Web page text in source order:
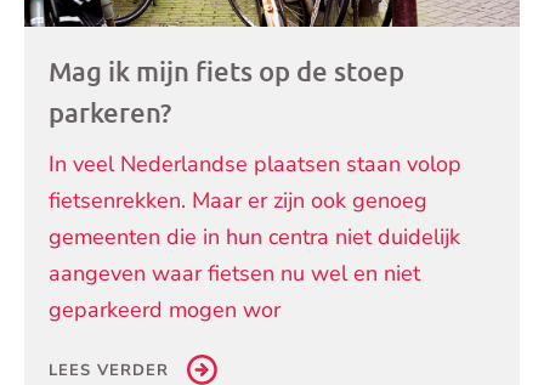
Mag ik mijn fiets op de stoep
parkeren?
In veel Nederlandse plaatsen staan volop
fietsenrekken. Maar er zijn ook genoeg
gemeenten die in hun centra niet duidelijk
aangeven waar fietsen nu wel en niet
geparkeerd mogen wor
LEES VERDER